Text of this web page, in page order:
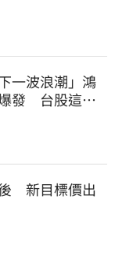
一波浪潮」鴻
發 台股這族
新目標價出